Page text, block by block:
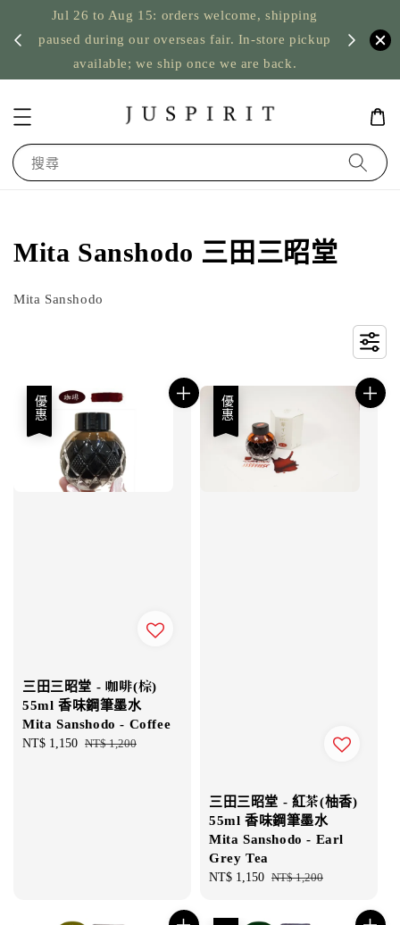
Jul 26 to Aug 15: orders welcome, shipping
paused during our overseas fair. In-store pickup
available; we ship once we are back.
US
搜尋
Mita Sanshodo 三田三昭堂
Mita Sanshodo
優惠
三田三昭堂 - 咖啡(棕)
55ml 香味鋼筆墨水
Mita Sanshodo - Coffee
Sale
NT$ 1,150 Regular
NT$ 1,200
優惠
三田三昭堂 - 紅茶(柚香)
55ml 香味鋼筆墨水
Mita Sanshodo - Earl
Grey Tea
Sale
NT$ 1,150 Regular
NT$ 1,200